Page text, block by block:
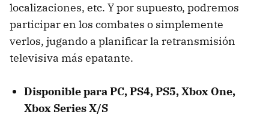
localizaciones, etc. Y por supuesto, podremos
participar en los combates o simplemente
verlos, jugando a planificar la retransmisión
televisiva más epatante.
Disponible para PC, PS4, PS5, Xbox One,
Xbox Series X/S